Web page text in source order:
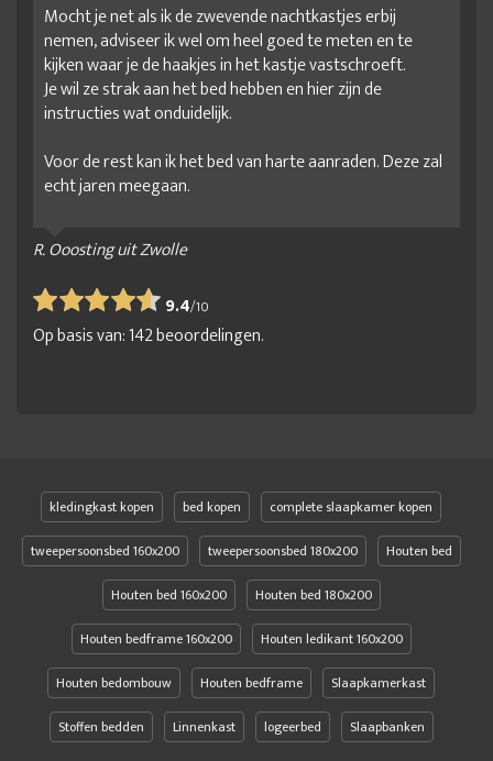
Mocht je net als ik de zwevende nachtkastjes erbij
nemen, adviseer ik wel om heel goed te meten en te
kijken waar je de haakjes in het kastje vastschroeft.
Je wil ze strak aan het bed hebben en hier zijn de
instructies wat onduidelijk.
Voor de rest kan ik het bed van harte aanraden. Deze zal
echt jaren meegaan.
R. Ooosting uit Zwolle
9.4/10
Op basis van:142beoordelingen.
kledingkast kopen bed kopen
complete slaapkamer kopen
tweepersoonsbed 160x200
tweepersoonsbed 180x200
Houten bed
Houten bed 160x200
Houten bed 180x200
Houten bedframe 160x200
Houten ledikant 160x200
Houten bedombouw
Houten bedframe
Slaapkamerkast
Stoffen bedden
Linnenkast logeerbed Slaapbanken